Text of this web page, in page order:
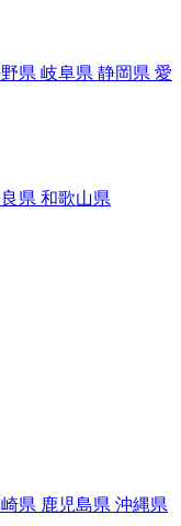
県 岐阜県 静岡県 愛
県 和歌山県
県 鹿児島県 沖縄県